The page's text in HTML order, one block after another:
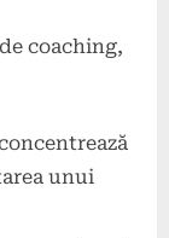
coaching,
unui